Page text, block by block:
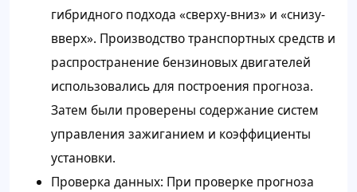
гибридного подхода «сверху-вниз» и «снизу-
вверх». Производство транспортных средств и
распространение бензиновых двигателей
использовались для построения прогноза.
Затем были проверены содержание систем
управления зажиганием и коэффициенты
установки.
Проверка данных: При проверке прогноза